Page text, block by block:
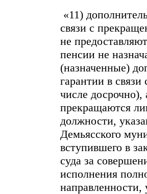
«11)
связи с
не
пенсии не
(назначенные)
гарантии в
числе досрочно),
прекращаются
должности,
Демьясского
вступившего в
суда за
исполнения
направленности,